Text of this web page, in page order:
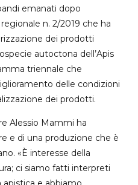
emanati dopo
n. 2/2019 che ha
dei prodotti
autoctona dell’Apis
triennale che
delle condizioni
dei prodotti.
Alessio Mammi ha
e di una produzione che è
«È interesse della
ci siamo fatti interpreti